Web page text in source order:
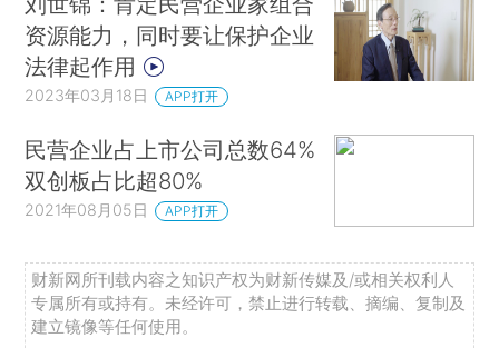
资源能力，同时要让保护企业
法律起作用
2023年03月18日 APP打开
民营企业占上市公司总数64%
双创板占比超80%
2021年08月05日 APP打开
财新网所刊载内容之知识产权为财新传媒及/或相关权利人
专属所有或持有。未经许可，禁止进行转载、摘编、复制及
建立镜像等任何使用。